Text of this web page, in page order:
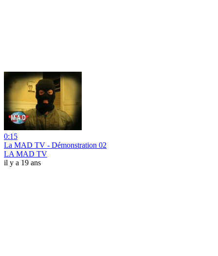
0:15
La MAD TV - Démonstration 02
LA MAD TV
il y a 19 ans